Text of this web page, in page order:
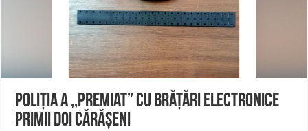
ANUNŢ OPRIRE APĂ în CARANSEBEȘ avarie
ANUNȚ OPRIRE APĂ în Reșița, cartier Țerova – avarie – 04.08.2026
Poliția a ,,premiat” cu brățări electronice
primii doi cărășeni